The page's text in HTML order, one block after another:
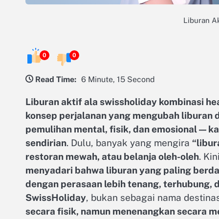
Liburan
0 0
Read Time: 6 Minute, 15 Second
Liburan aktif ala swissholiday kombinasi
konsep perjalanan yang mengubah
pemulihan mental, fisik, dan emosional —
sendirian. Dulu, banyak yang mengira
restoran mewah, atau belanja oleh-oleh.
menyadari bahwa liburan yang paling
dengan perasaan lebih tenang, terhubung,
SwissHoliday, bukan sebagai nama
secara fisik, namun menenangkan secara